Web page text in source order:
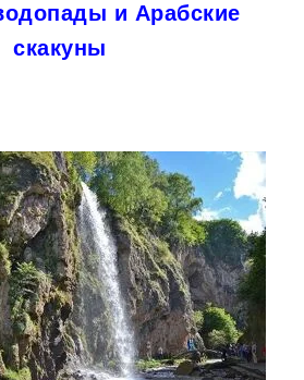
и Арабские
скакуны